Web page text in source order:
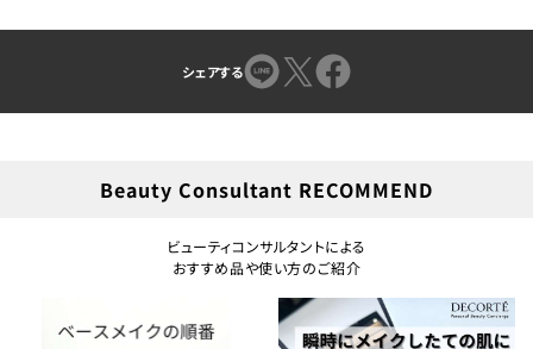
シェアする
Beauty Consultant RECOMMEND
ビューティコンサルタントによる
おすすめ品や使い方のご紹介